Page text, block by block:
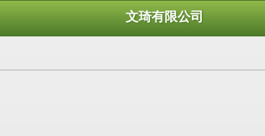
文琦有限公司